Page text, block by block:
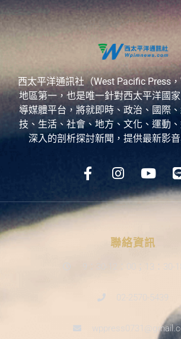
西太平洋通訊社（West Pacific Press
地區第一，也是唯一針對西太平洋國
導媒體平台，將就即時、政治、國際
技、生活、社會、地方、文化、運動
深入的剖析探討新聞，提供最新影
聯絡資訊
9：30-12：00；13：30-
02-2570-5439